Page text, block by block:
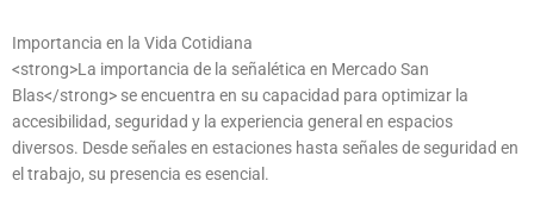
Importancia en la Vida Cotidiana
<strong>La importancia de la señalética en Mercado San
Blas</strong> se encuentra en su capacidad para optimizar la
accesibilidad, seguridad y la experiencia general en espacios
diversos. Desde señales en estaciones hasta señales de seguridad en
el trabajo, su presencia es esencial.